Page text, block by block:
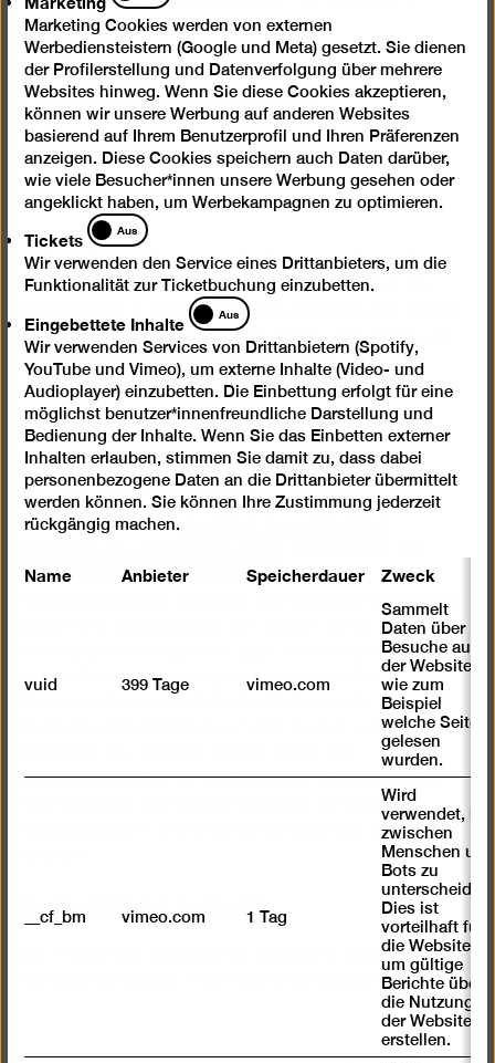
Zitate aus der Geschichte
Vielfalt in der Einheit
Mutter-Kind-gerechte Wohnungen
In dem Kooperationsprojekt ging es auch um die
Sensibilisierung von Studierenden. Sie hatten die
Gelegenheit, in dem Projekt das Konzept des Design
for all in der Praxis kennen zu lernen und dieses als
selbstverständliche Gestaltungs- und
Planungsaufgabe zu verstehen.
In der Ausstellung
In der Ausstellung„Anything Goes? Berliner
Tastmodelle allen Besucher*innen ein
multisensorisches Erlebnis. Sie vermitteln wesentliche
Hintergrundinformationen dazu können über das
eigene Smartphone abgerufen werden. Ein
Screenreader ermöglicht das Vorlesen der Texte.
Aufmerksamkeitsfelder auf dem Boden weisen auf die
Ausstellungstexte als Broschüre in Großdruck aus.
Tastführungen mit Beschreibungen der Bauten,
Audiobeispielen und Interviews ergänzen das
Ein Projekt der Berlinischen Galerie in Kooperation
mit Modell+Design, Technische Universität Berlin
Marketing Cookies werden von externen
Werbediensteistern (Google und Meta) gesetzt. Sie dienen
der Profilerstellung und Datenverfolgung über mehrere
Websites hinweg. Wenn Sie diese Cookies akzeptieren,
können wir unsere Werbung auf anderen Websites
basierend auf Ihrem Benutzerprofil und Ihren Präferenzen
anzeigen. Diese Cookies speichern auch Daten darüber,
wie viele Besucher*innen unsere Werbung gesehen oder
angeklickt haben, um Werbekampagnen zu optimieren.
Tickets
Tickets
Aus
Wir verwenden den Service eines Drittanbieters, um die
Funktionalität zur Ticketbuchung einzubetten.
Eingebettete Inhalte
Eingebettete
Inhalte
Aus
Wir verwenden Services von Drittanbietern (Spotify,
YouTube und Vimeo), um externe Inhalte (Video- und
Audioplayer) einzubetten. Die Einbettung erfolgt für eine
möglichst benutzer*innenfreundliche Darstellung und
Bedienung der Inhalte. Wenn Sie das Einbetten externer
Inhalten erlauben, stimmen Sie damit zu, dass dabei
personenbezogene Daten an die Drittanbieter übermittelt
werden können. Sie können Ihre Zustimmung jederzeit
rückgängig machen.
Name Anbieter Speicherdauer Zweck
vuid 399 Tage vimeo.com
Sammelt
Daten über
Besuche auf
der Website,
wie zum
Beispiel
welche Seiten
gelesen
wurden.
__cf_bm vimeo.com 1 Tag
Wird
verwendet, um
zwischen
Menschen und
Bots zu
unterscheiden.
Dies ist
vorteilhaft für
die Website,
um gültige
Berichte über
die Nutzung
der Website zu
erstellen.